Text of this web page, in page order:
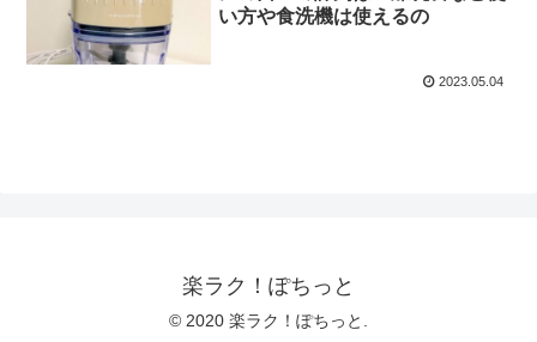
い方や食洗機は使えるの
2023.05.04
楽ラク！ぽちっと
© 2020 楽ラク！ぽちっと.